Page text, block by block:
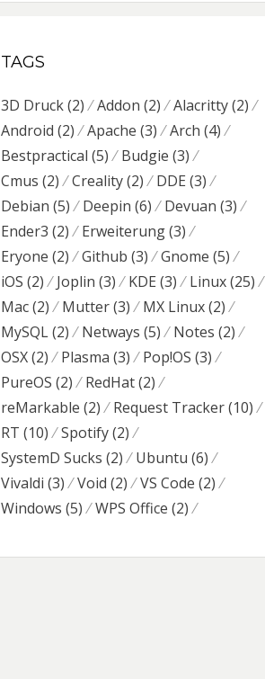
TAGS
3D Druck(2) Addon (2) Alacritty(2)
Android (2) Apache (3) Arch (4)
Bestpractical (5) Budgie (3)
Cmus (2) Creality(2) DDE (3)
Debian (5) Deepin (6) Devuan (3)
Ender3 (2) Erweiterung(3)
Eryone (2) Github (3) Gnome (5)
iOS (2) Joplin (3) KDE (3) Linux(25)
Mac(2) Mutter(3) MX Linux(2)
MySQL(2) Netways (5) Notes (2)
OSX(2) Plasma (3) Pop!OS (3)
PureOS (2) RedHat(2)
reMarkable (2) Request Tracker(10)
RT (10) Spotify(2)
SystemD Sucks (2) Ubuntu (6)
Vivaldi (3) Void (2) VS Code (2)
Windows (5) WPS Office (2)